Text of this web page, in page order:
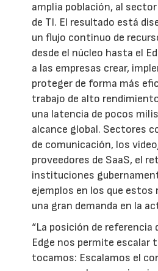
amplia población, al
de TI. El resultado está
un flujo continuo de
desde el núcleo hasta el
a las empresas crear,
proteger de forma más
trabajo de alto
una latencia de pocos
alcance global. Sectores
de comunicación, los
proveedores de SaaS, el
instituciones
ejemplos en los que
una gran demanda en la
“La posición de referencia
Edge nos permite escalar
tocamos: Escalamos el